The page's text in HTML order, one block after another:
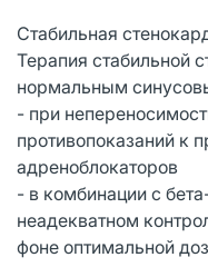
Стабильная
Терапия стабильной
нормальным
- при
противопоказаний к
адреноблокаторов
- в комбинации с
неадекватном
фоне оптимальной